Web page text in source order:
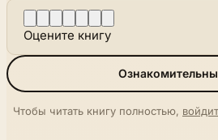
Оцените книгу
Чтобы читать книгу полностью,